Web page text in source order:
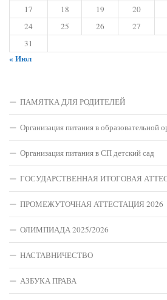
17
18 19 20
24
25 26 27
31
« Июл
ПАМЯТКА ДЛЯ РОДИТЕЛЕЙ
Организация питания в образовательной
Организация питания в СП детский сад
ГОСУДАРСТВЕННАЯ ИТОГОВАЯ
ПРОМЕЖУТОЧНАЯ АТТЕСТАЦИЯ 2026
ОЛИМПИАДА 2025/2026
НАСТАВНИЧЕСТВО
АЗБУКА ПРАВА